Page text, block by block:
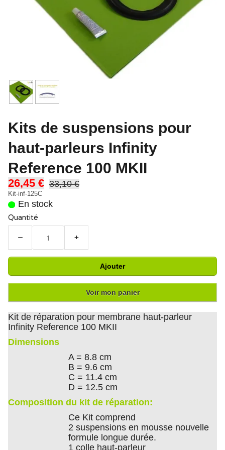
Kits de suspensions pour
haut-parleurs Infinity
Reference 100 MKII
26,45 € 33,10 €
Kit-inf-125C
En stock
Quantité
− +
Ajouter
Voir mon panier
Kit de réparation pour membrane haut-parleur
Infinity Reference 100 MKII
Dimensions
A = 8.8 cm
B = 9.6 cm
C = 11.4 cm
D = 12.5 cm
Composition du kit de réparation:
Ce Kit comprend
2 suspensions en mousse nouvelle
formule longue durée.
1 colle haut-parleur